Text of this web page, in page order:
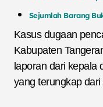
Sejumlah Barang
Kasus dugaan
Kabupaten
laporan dari kepala
yang terungkap